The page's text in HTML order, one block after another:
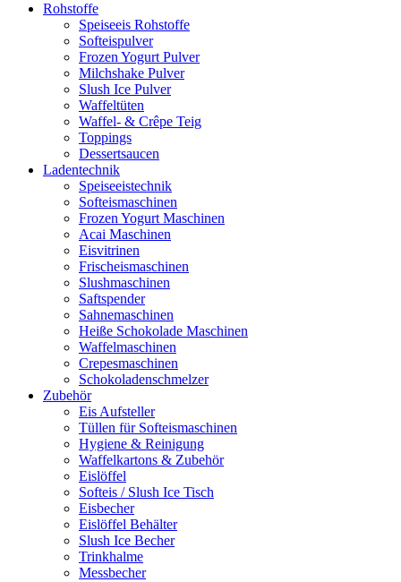
Rohstoffe
Speiseeis Rohstoffe
Softeispulver
Frozen Yogurt Pulver
Milchshake Pulver
Slush Ice Pulver
Waffeltüten
Waffel- & Crêpe Teig
Toppings
Dessertsaucen
Ladentechnik
Speiseeistechnik
Softeismaschinen
Frozen Yogurt Maschinen
Acai Maschinen
Eisvitrinen
Frischeismaschinen
Slushmaschinen
Saftspender
Sahnemaschinen
Heiße Schokolade Maschinen
Waffelmaschinen
Crepesmaschinen
Schokoladenschmelzer
Zubehör
Eis Aufsteller
Tüllen für Softeismaschinen
Hygiene & Reinigung
Waffelkartons & Zubehör
Eislöffel
Softeis / Slush Ice Tisch
Eisbecher
Eislöffel Behälter
Slush Ice Becher
Trinkhalme
Messbecher